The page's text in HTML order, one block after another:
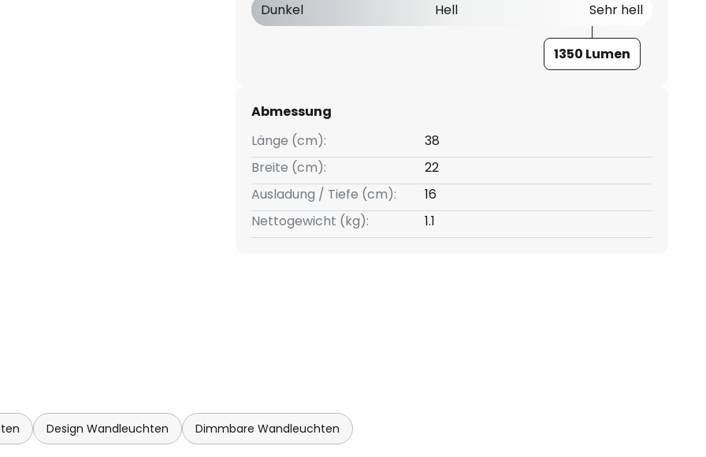
indirekt erhellt und eine
Dunkel
Hell Sehr hell
1350 Lumen
Abmessung
Länge (cm):
38
Breite (cm):
22
Ausladung / Tiefe (cm):
16
Nettogewicht (kg):
1.1
Design Wandleuchten Dimmbare Wandleuchten